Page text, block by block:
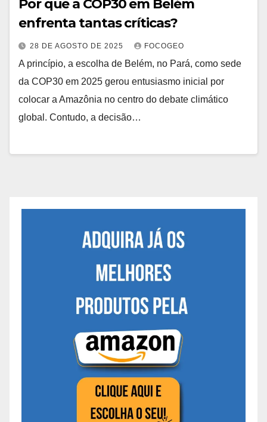
Por que a COP30 em Belém
enfrenta tantas críticas?
28 DE AGOSTO DE 2025 FOCOGEO
A princípio, a escolha de Belém, no Pará, como sede
da COP30 em 2025 gerou entusiasmo inicial por
colocar a Amazônia no centro do debate climático
global. Contudo, a decisão…